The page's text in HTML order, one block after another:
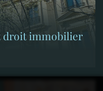
droit immobilier